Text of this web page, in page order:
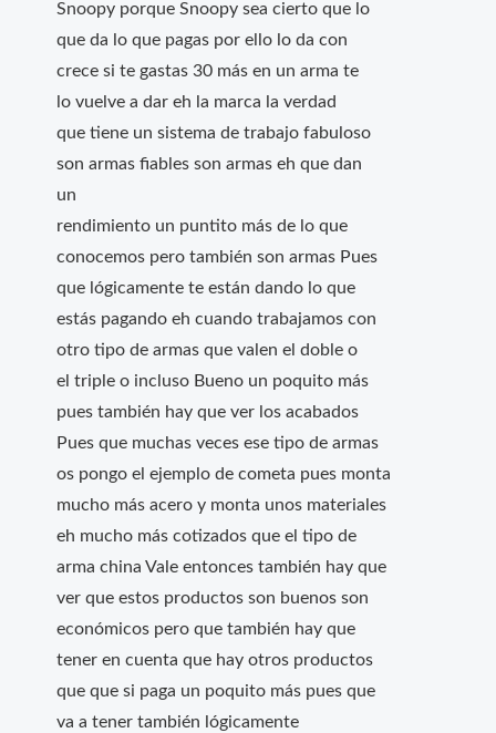
Snoopy porque Snoopy sea cierto que lo
que da lo que pagas por ello lo da con
crece si te gastas 30 más en un arma te
lo vuelve a dar eh la marca la verdad
que tiene un sistema de trabajo fabuloso
son armas fiables son armas eh que dan
un
rendimiento un puntito más de lo que
conocemos pero también son armas Pues
que lógicamente te están dando lo que
estás pagando eh cuando trabajamos con
otro tipo de armas que valen el doble o
el triple o incluso Bueno un poquito más
pues también hay que ver los acabados
Pues que muchas veces ese tipo de armas
os pongo el ejemplo de cometa pues monta
mucho más acero y monta unos materiales
eh mucho más cotizados que el tipo de
arma china Vale entonces también hay que
ver que estos productos son buenos son
económicos pero que también hay que
tener en cuenta que hay otros productos
que que si paga un poquito más pues que
va a tener también lógicamente